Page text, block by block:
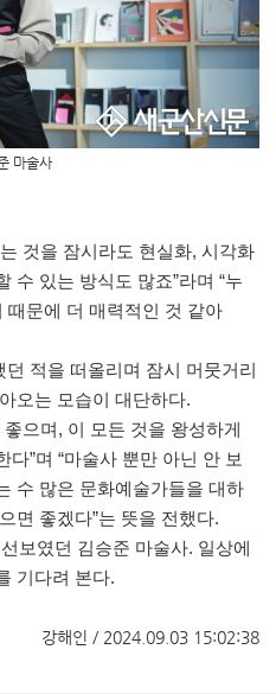
마술사
것을 잠시라도 현실화, 시각화
수 있는 방식도 많죠”라며 “누
때문에 더 매력적인 것 같아
적을 떠올리며 잠시 머뭇거리
오는 모습이 대단하다.
좋으며, 이 모든 것을 왕성하게
다”며 “마술사 뿐만 아닌 안 보
수 많은 문화예술가들을 대하
면 좋겠다”는 뜻을 전했다.
보였던 김승준 마술사. 일상에
기다려 본다.
강해인 / 2024.09.03 15:02:38